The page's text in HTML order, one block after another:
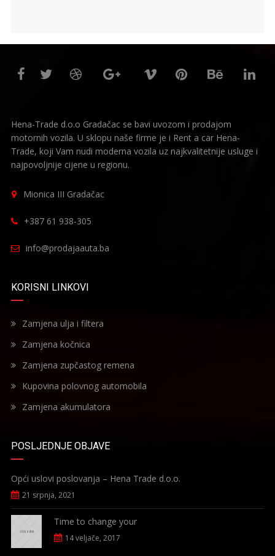
Hena-Trade d.o.o Gradačac se bavi uvozom i prodajom
motornih vozila. U sklopu naše firme je i Rent a car Hena-
Trade, koji Vam nudi moderna vozila uz najkvalitetnije usluge i
najpovoljnije cijene u regionu.
Mionica III Gradačac
+387 61 938-305
info@prodajaauta.ba
KORISNI LINKOVI
Zamjena ulja i filtera
Zamjena kočnica
Zamjena zupčastog remena
Kupovina polovnog automobila
Zamjena akumulatora
POSLJEDNJE OBJAVE
Opći uslovi poslovanja – Hena Trade d.o.o.
21 srpnja, 2021
Time to change your
14 veljače, 2017